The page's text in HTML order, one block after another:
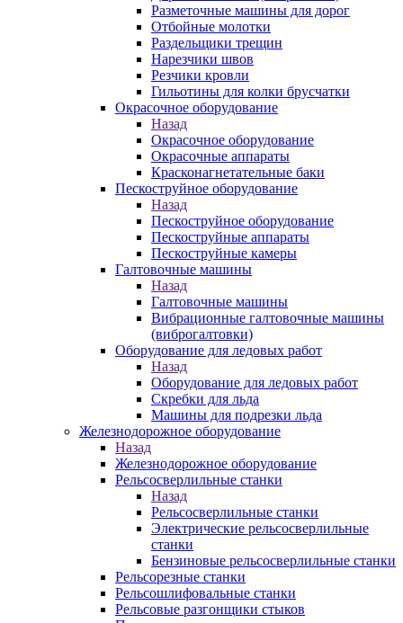
Разметочные машины для дорог
Отбойные молотки
Раздельщики трещин
Нарезчики швов
Резчики кровли
Гильотины для колки брусчатки
Окрасочное оборудование
Назад
Окрасочное оборудование
Окрасочные аппараты
Красконагнетательные баки
Пескоструйное оборудование
Назад
Пескоструйное оборудование
Пескоструйные аппараты
Пескоструйные камеры
Галтовочные машины
Назад
Галтовочные машины
Вибрационные галтовочные машины
(виброгалтовки)
Оборудование для ледовых работ
Назад
Оборудование для ледовых работ
Скребки для льда
Машины для подрезки льда
Железнодорожное оборудование
Назад
Железнодорожное оборудование
Рельсосверлильные станки
Назад
Рельсосверлильные станки
Электрические рельсосверлильные
станки
Бензиновые рельсосверлильные станки
Рельсорезные станки
Рельсошлифовальные станки
Рельсовые разгонщики стыков